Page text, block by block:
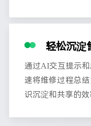
轻松沉淀
通过AI交互提示
速将维修过程总
识沉淀和共享的效